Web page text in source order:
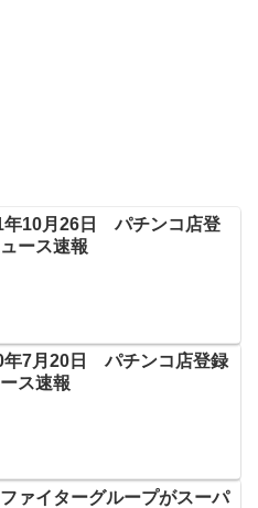
年10月26日 パチンコ店登
ース速報
年7月20日 パチンコ店登録
ス速報
ァイターグループがスーパ